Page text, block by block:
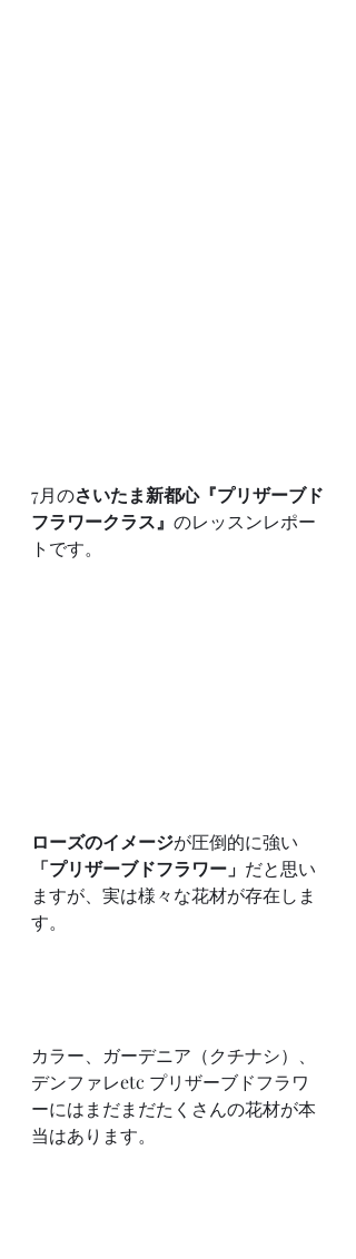
7月のさいたま新都心『プリザーブド
フラワークラス』 のレッスンレポー
トです。
ローズのイメージが圧倒的に強い
「プリザーブドフラワー」 だと思い
ますが、実は様々な花材が存在しま
す。
カラー、ガーデニア（クチナシ）、
デンファレetc プリザーブドフラワ
ーにはまだまだたくさんの花材が本
当はあります。